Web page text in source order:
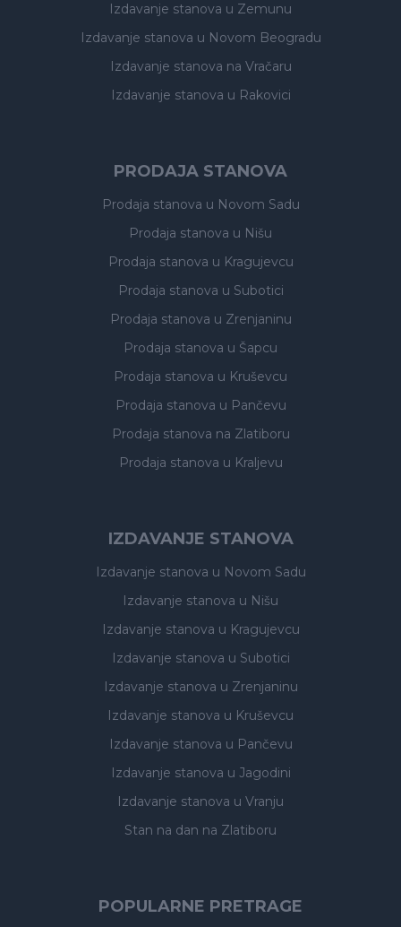
Izdavanje stanova u Zemunu
Izdavanje stanova u Novom Beogradu
Izdavanje stanova na Vračaru
Izdavanje stanova u Rakovici
PRODAJA STANOVA
Prodaja stanova u Novom Sadu
Prodaja stanova u Nišu
Prodaja stanova u Kragujevcu
Prodaja stanova u Subotici
Prodaja stanova u Zrenjaninu
Prodaja stanova u Šapcu
Prodaja stanova u Kruševcu
Prodaja stanova u Pančevu
Prodaja stanova na Zlatiboru
Prodaja stanova u Kraljevu
IZDAVANJE STANOVA
Izdavanje stanova u Novom Sadu
Izdavanje stanova u Nišu
Izdavanje stanova u Kragujevcu
Izdavanje stanova u Subotici
Izdavanje stanova u Zrenjaninu
Izdavanje stanova u Kruševcu
Izdavanje stanova u Pančevu
Izdavanje stanova u Jagodini
Izdavanje stanova u Vranju
Stan na dan na Zlatiboru
POPULARNE PRETRAGE